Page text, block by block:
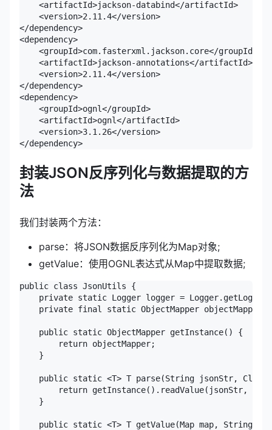
    <artifactId>jackson-databind</artifactId>
    <version>2.11.4</version>
</dependency>
<dependency>
    <groupId>com.fasterxml.jackson.core</groupId>
    <artifactId>jackson-annotations</artifactId>
    <version>2.11.4</version>
</dependency>
<dependency>
    <groupId>ognl</groupId>
    <artifactId>ognl</artifactId>
    <version>3.1.26</version>
封装JSON反序列化与数据提取的方
法
我们封装两个方法：
parse：将JSON数据反序列化为Map对象;
getValue：使用OGNL表达式从Map中提取数据;
public class JsonUtils {
private static Logger logger =
private final static ObjectMapper
public static ObjectMapper getInstance()
        return objectMapper;
    }
public static <T> T parse(String jsonStr,
return getInstance().readValue(jsonStr,
    }
public static <T> T getValue(Map map,